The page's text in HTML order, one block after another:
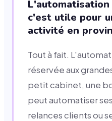
c'est utile pour
activité en
Tout à fait.
réservée aux
petit cabinet, une
peut automatiser
relances clients ou